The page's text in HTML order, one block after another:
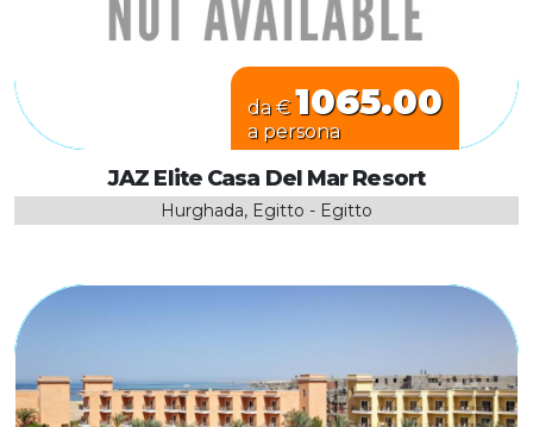
da €1065.00
a persona
JAZ Elite Casa Del Mar Resort
Hurghada, Egitto - Egitto